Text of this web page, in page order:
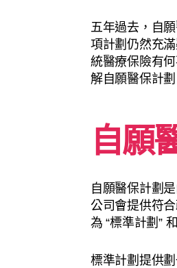
五年過去，自
項計劃仍然充
統醫療保險有
解自願醫保計
自願
自願醫保計劃
公司會提供符
為 “標準計劃”
標準計劃提供